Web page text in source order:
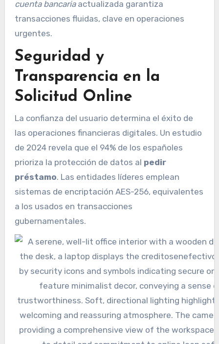
cuenta bancariaactualizada garantiza
transacciones fluidas, clave en operaciones
urgentes.
Seguridad y
Transparencia en la
Solicitud Online
La confianza del usuario determina el éxito de
las operaciones financieras digitales. Un estudio
de 2024 revela que el 94% de los españoles
prioriza la protección de datos al pedir
préstamo. Las entidades líderes emplean
sistemas de encriptación AES-256, equivalentes
a los usados en transacciones
gubernamentales.